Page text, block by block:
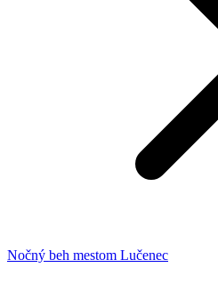
Nočný beh mestom Lučenec